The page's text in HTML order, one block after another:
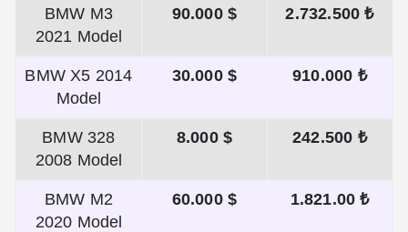
BMW M3
2021 Model
90.000 $ 2.732.500 ₺
BMW X5 2014
Model
30.000 $ 910.000 ₺
BMW 328
2008 Model
8.000 $ 242.500 ₺
BMW M2
2020 Model
60.000 $ 1.821.00 ₺